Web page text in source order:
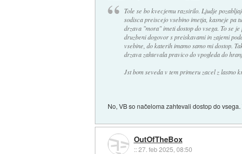
Tole se bo kvecjemu razsirilo. Ljudje
sodisca preiscejo vsebino imetja, kasneje pa
drzava "mora" imeti dostop do vsega. To se
druzbeni dogovor s preiskavami in zajemi
vsebine, do katerih imamo samo mi dostop.
drzava zahtevala pravico do vpogleda do
Jst bom seveda v tem primeru zacel z lastno
No, VB so načeloma zahtevali dostop do
OutOfTheBox
::27. feb 2025, 08:50